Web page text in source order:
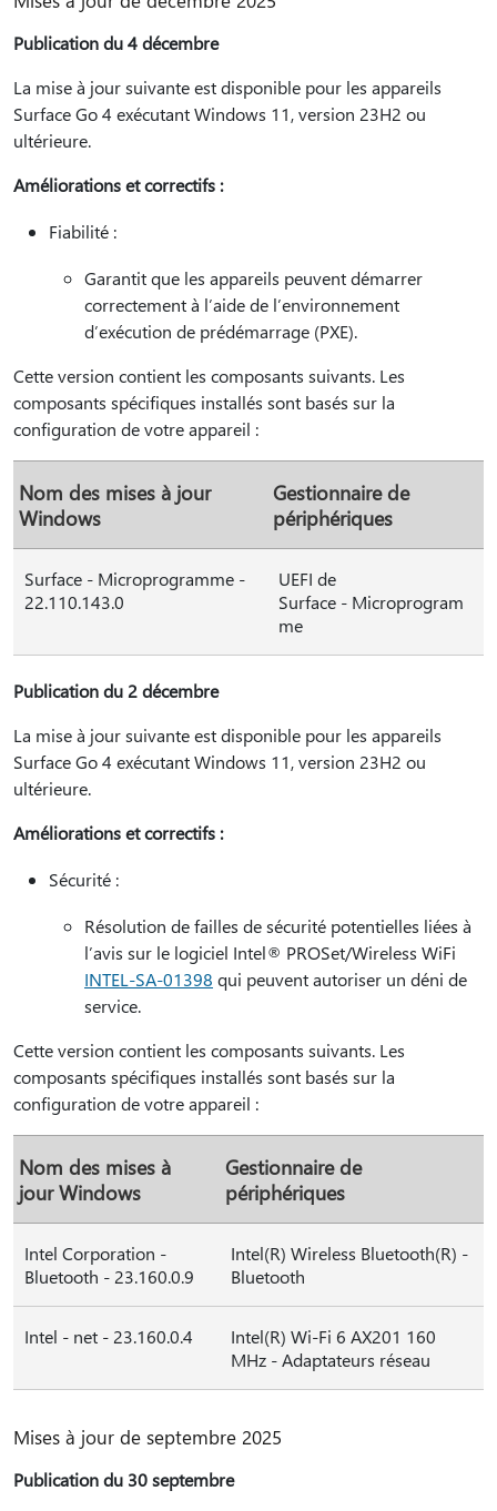
Publication du 4 décembre
La mise à jour suivante est disponible pour les appareils
Surface Go 4 exécutant Windows 11, version 23H2 ou
ultérieure.
Améliorations et correctifs :
Fiabilité :
Garantit que les appareils peuvent démarrer
correctement à l’aide de l’environnement
d’exécution de prédémarrage (PXE).
Cette version contient les composants suivants. Les
composants spécifiques installés sont basés sur la
configuration de votre appareil :
Nom des mises à jour
Windows
Gestionnaire de
périphériques
Surface - Microprogramme -
22.110.143.0
UEFI de
Surface - Microprogram
me
Publication du 2 décembre
La mise à jour suivante est disponible pour les appareils
Surface Go 4 exécutant Windows 11, version 23H2 ou
ultérieure.
Améliorations et correctifs :
Sécurité :
Résolution de failles de sécurité potentielles liées à
l’avis sur le logiciel Intel® PROSet/Wireless WiFi
INTEL-SA-01398 qui peuvent autoriser un déni de
service.
Cette version contient les composants suivants. Les
composants spécifiques installés sont basés sur la
configuration de votre appareil :
Nom des mises à
jour Windows
Gestionnaire de
périphériques
Intel Corporation -
Bluetooth - 23.160.0.9
Intel(R) Wireless Bluetooth(R) -
Bluetooth
Intel - net - 23.160.0.4
Intel(R) Wi-Fi 6 AX201 160
MHz - Adaptateurs réseau
Mises à jour de septembre 2025
Publication du 30 septembre